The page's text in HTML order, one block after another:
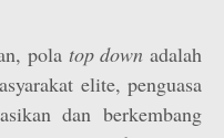
pola top downadalah
elite, penguasa
dan berkembang